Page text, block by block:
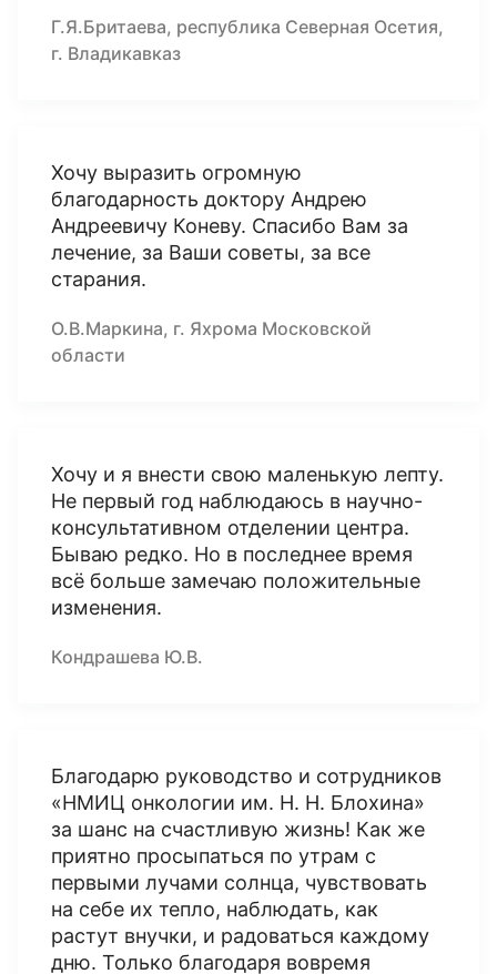
Г.Я.Бритаева, республика Северная Осетия,
г. Владикавказ
Хочу выразить огромную
благодарность доктору Андрею
Андреевичу Коневу. Спасибо Вам за
лечение, за Ваши советы, за все
старания.
О.В.Маркина, г. Яхрома Московской
области
Хочу и я внести свою маленькую лепту.
Не первый год наблюдаюсь в научно-
консультативном отделении центра.
Бываю редко. Но в последнее время
всё больше замечаю положительные
изменения.
Кондрашева Ю.В.
Благодарю руководство и сотрудников
«НМИЦ онкологии им. Н. Н. Блохина»
за шанс на счастливую жизнь! Как же
приятно просыпаться по утрам с
первыми лучами солнца, чувствовать
на себе их тепло, наблюдать, как
растут внучки, и радоваться каждому
дню. Только благодаря вовремя